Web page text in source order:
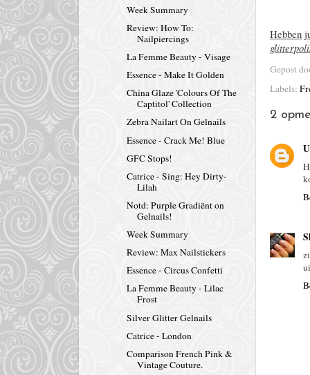
Hebben
Gepost
Labels:
2
Week Summary
Review: How To:
Nailpiercings
La Femme Beauty - Visage
Essence - Make It Golden
China Glaze 'Colours Of The
Captitol' Collection
Zebra Nailart On Gelnails
Essence - Crack Me! Blue
GFC Stops!
Catrice - Sing: Hey Dirty-
Lilah
Notd: Purple Gradiënt on
Gelnails!
Week Summary
Review: Max Nailstickers
Essence - Circus Confetti
La Femme Beauty - Lilac
Frost
Silver Glitter Gelnails
Catrice - London
Comparison French Pink &
Vintage Couture.